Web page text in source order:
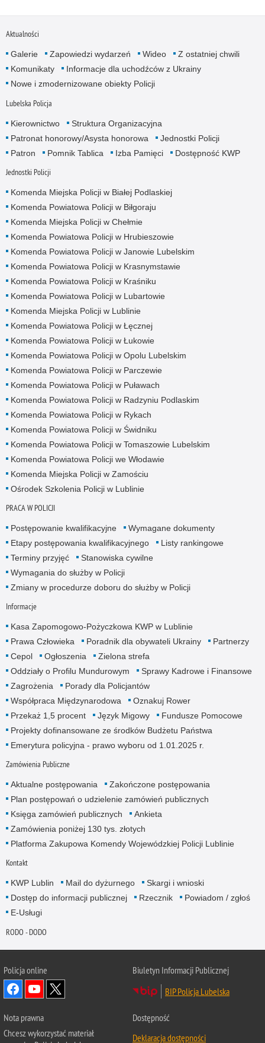
Aktualności
Galerie Zapowiedzi wydarzeń Wideo
Z ostatniej chwili
Komunikaty
Informacje dla uchodźców z Ukrainy
Nowe i zmodernizowane obiekty Policji
Lubelska Policja
Kierownictwo
Struktura Organizacyjna
Patronat honorowy/Asysta honorowa
Jednostki Policji
Patron
Pomnik Tablica Izba Pamięci Dostępność KWP
Jednostki Policji
Komenda Miejska Policji w Białej Podlaskiej
Komenda Powiatowa Policji w Biłgoraju
Komenda Miejska Policji w Chełmie
Komenda Powiatowa Policji w Hrubieszowie
Komenda Powiatowa Policji w Janowie Lubelskim
Komenda Powiatowa Policji w Krasnymstawie
Komenda Powiatowa Policji w Kraśniku
Komenda Powiatowa Policji w Lubartowie
Komenda Miejska Policji w Lublinie
Komenda Powiatowa Policji w Łęcznej
Komenda Powiatowa Policji w Łukowie
Komenda Powiatowa Policji w Opolu Lubelskim
Komenda Powiatowa Policji w Parczewie
Komenda Powiatowa Policji w Puławach
Komenda Powiatowa Policji w Radzyniu Podlaskim
Komenda Powiatowa Policji w Rykach
Komenda Powiatowa Policji w Świdniku
Komenda Powiatowa Policji w Tomaszowie Lubelskim
Komenda Powiatowa Policji we Włodawie
Komenda Miejska Policji w Zamościu
Ośrodek Szkolenia Policji w Lublinie
PRACA W POLICJI
Postępowanie kwalifikacyjne
Wymagane dokumenty
Etapy postępowania kwalifikacyjnego
Listy rankingowe
Terminy przyjęć
Stanowiska cywilne
Wymagania do służby w Policji
Zmiany w procedurze doboru do służby w Policji
Informacje
Kasa Zapomogowo-Pożyczkowa KWP w Lublinie
Prawa Człowieka
Poradnik dla obywateli Ukrainy
Partnerzy
Cepol
Ogłoszenia
Zielona strefa
Oddziały o Profilu Mundurowym
Sprawy Kadrowe i Finansowe
Zagrożenia
Porady dla Policjantów
Współpraca Międzynarodowa
Oznakuj Rower
Przekaż 1,5 procent
Język Migowy
Fundusze Pomocowe
Projekty dofinansowane ze środków Budżetu Państwa
Emerytura policyjna - prawo wyboru od 1.01.2025 r.
Zamówienia Publiczne
Aktualne postępowania
Zakończone postępowania
Plan postępowań o udzielenie zamówień publicznych
Księga zamówień publicznych
Ankieta
Zamówienia poniżej 130 tys. złotych
Platforma Zakupowa Komendy Wojewódzkiej Policji Lublinie
Kontakt
KWP Lublin Mail do dyżurnego
Skargi i wnioski
Dostęp do informacji publicznej
Rzecznik
Powiadom / zgłoś
E-Usługi
RODO - DODO
Policja online
Biuletyn Informacji Publicznej
BIP Policja Lubelska
Nota prawna
Chcesz wykorzystać materiał
Dostępność
Deklaracja dostępności